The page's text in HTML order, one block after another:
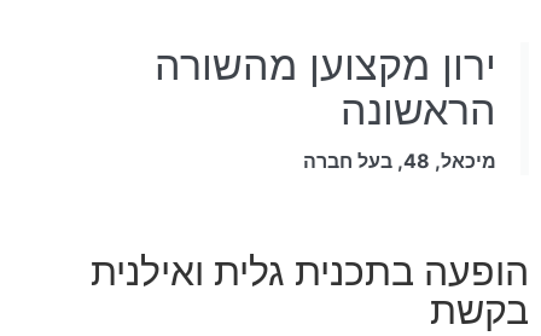
ירון מקצוען מהשורה
הראשונה
מיכאל, 48, בעל חברה
הופעה בתכנית גלית ואילנית
בקשת